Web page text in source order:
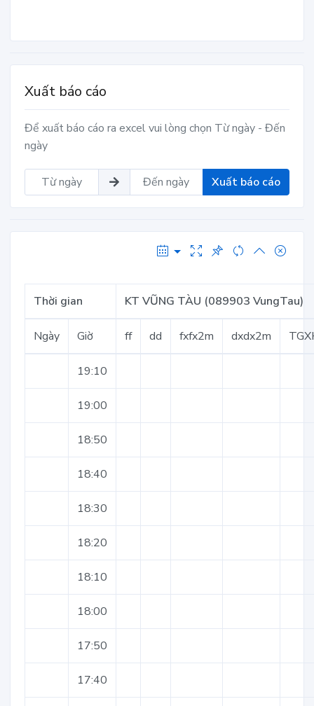
Xuất báo cáo
Để xuất báo cáo ra excel vui lòng chọn Từ ngày - Đến
ngày
Xuất báo cáo
Thời gian KT VŨNG TÀU (089903 VungTau)
Ngày Giờ ff dd fxfx2m dxdx2m
19:10
19:00
18:50
18:40
18:30
18:20
18:10
18:00
17:50
17:40